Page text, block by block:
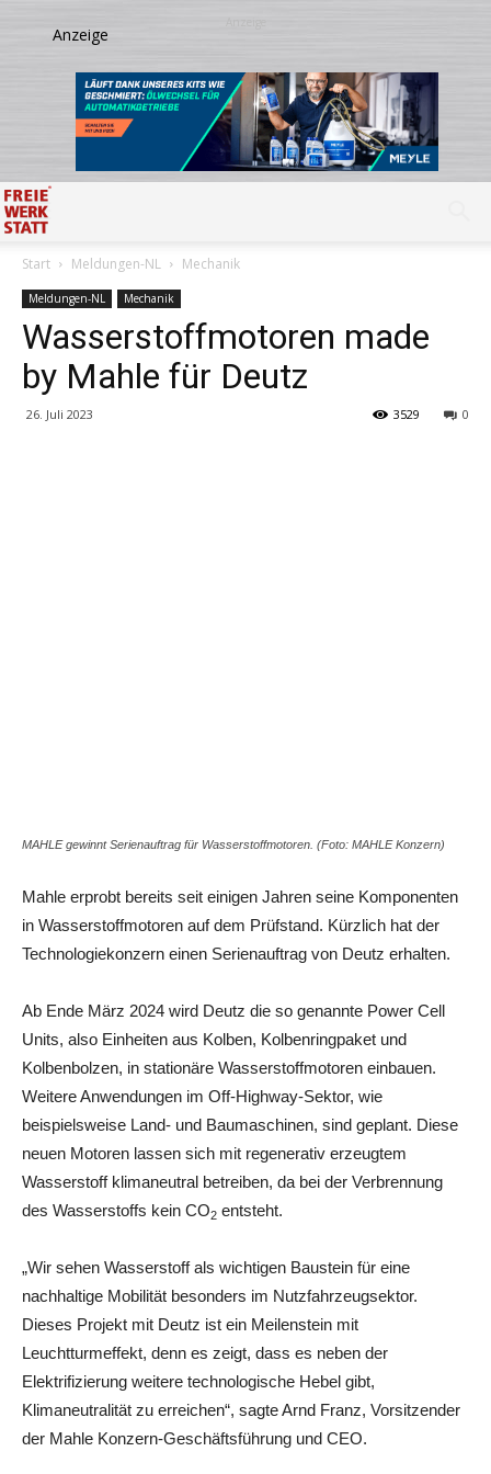
Start Meldungen-NL Mechanik
Meldungen-NL Mechanik
Wasserstoffmotoren made
by Mahle für Deutz
26. Juli 2023 0
3529
MAHLE gewinnt Serienauftrag für Wasserstoffmotoren. (Foto: MAHLE Konzern)
Mahle erprobt bereits seit einigen Jahren seine Komponenten
in Wasserstoffmotoren auf dem Prüfstand. Kürzlich hat der
Technologiekonzern einen Serienauftrag von Deutz erhalten.
Ab Ende März 2024 wird Deutz die so genannte Power Cell
Units, also Einheiten aus Kolben, Kolbenringpaket und
Kolbenbolzen, in stationäre Wasserstoffmotoren einbauen.
Weitere Anwendungen im Off-Highway-Sektor, wie
beispielsweise Land- und Baumaschinen, sind geplant. Diese
neuen Motoren lassen sich mit regenerativ erzeugtem
Wasserstoff klimaneutral betreiben, da bei der Verbrennung
des Wasserstoffs kein CO2 entsteht.
„Wir sehen Wasserstoff als wichtigen Baustein für eine
nachhaltige Mobilität besonders im Nutzfahrzeugsektor.
Dieses Projekt mit Deutz ist ein Meilenstein mit
Leuchtturmeffekt, denn es zeigt, dass es neben der
Elektrifizierung weitere technologische Hebel gibt,
Klimaneutralität zu erreichen“, sagte Arnd Franz, Vorsitzender
der Mahle Konzern-Geschäftsführung und CEO.